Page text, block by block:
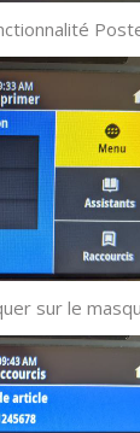
sur le